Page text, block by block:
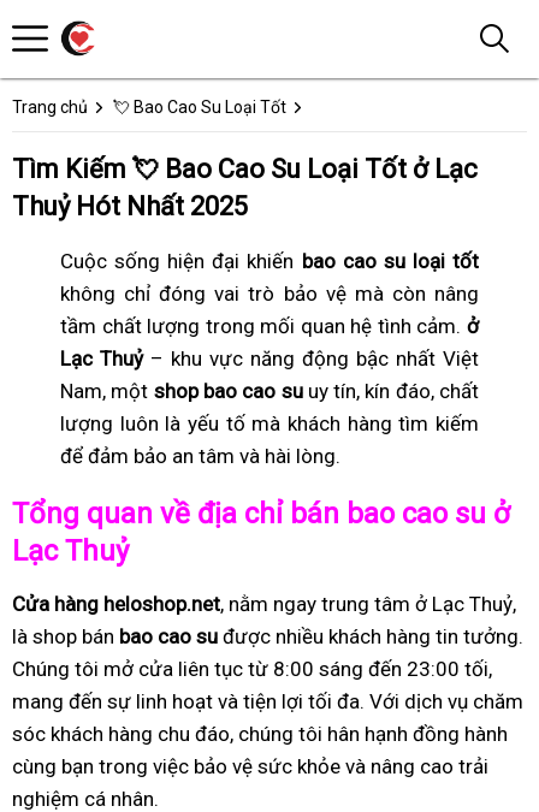
Trang chủ 💘 Bao Cao Su Loại Tốt
Tìm Kiếm 💘 Bao Cao Su Loại Tốt ở Lạc
Thuỷ Hót Nhất 2025
Cuộc sống hiện đại khiến bao cao su loại tốt
không chỉ đóng vai trò bảo vệ mà còn nâng
tầm chất lượng trong mối quan hệ tình cảm. ở
Lạc Thuỷ– khu vực năng động bậc nhất Việt
Nam, một shop bao cao suuy tín, kín đáo, chất
lượng luôn là yếu tố mà khách hàng tìm kiếm
để đảm bảo an tâm và hài lòng.
Tổng quan về địa chỉ bán bao cao su ở
Lạc Thuỷ
Cửa hàng heloshop.net, nằm ngay trung tâm ở Lạc Thuỷ,
là shop bán bao cao su được nhiều khách hàng tin tưởng.
Chúng tôi mở cửa liên tục từ 8:00 sáng đến 23:00 tối,
mang đến sự linh hoạt và tiện lợi tối đa. Với dịch vụ chăm
sóc khách hàng chu đáo, chúng tôi hân hạnh đồng hành
cùng bạn trong việc bảo vệ sức khỏe và nâng cao trải
nghiệm cá nhân.